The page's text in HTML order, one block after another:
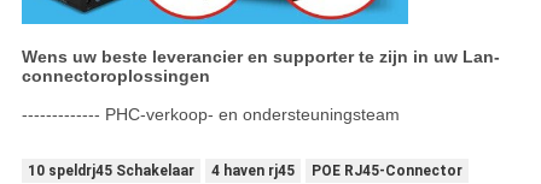
Wens uw beste leverancier en supporter te zijn in uw Lan-
connectoroplossingen
------------- PHC-verkoop- en ondersteuningsteam
10 speldrj45 Schakelaar 4 haven rj45 POE RJ45-Connector